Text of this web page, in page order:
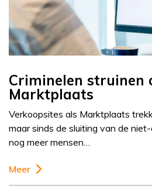
Criminelen struinen
Marktplaats
Verkoopsites als Marktplaats
maar sinds de sluiting van de
nog meer mensen…
Meer